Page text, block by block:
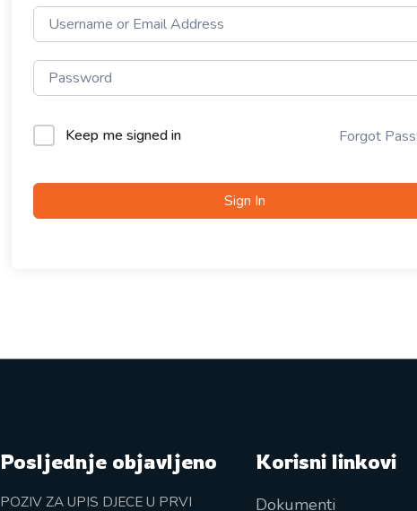
Keep me signed in Forgot
Sign In
Posljednje objavljeno
POZIV ZA UPIS DJECE U PRVI
Korisni linkovi
Dokumenti